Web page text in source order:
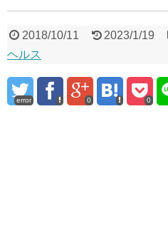
2018/10/11 2023/1/19
ヘルス
error 0 0